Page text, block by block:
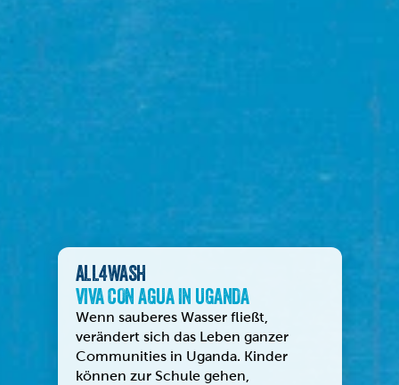
ALL4WASH
VIVA CON AGUA IN UGANDA
Wenn sauberes Wasser fließt,
verändert sich das Leben ganzer
Communities in Uganda. Kinder
können zur Schule gehen,